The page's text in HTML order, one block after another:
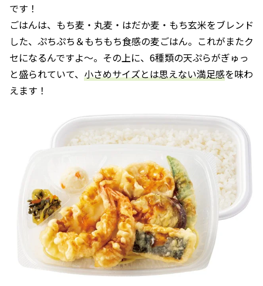
です！
ごはんは、もち麦・丸麦・はだか麦・もち玄米をブレンド
した、ぷちぷち＆もちもち食感の麦ごはん。これがまたク
セになるんですよ〜。その上に、6種類の天ぷらがぎゅっ
と盛られていて、 小さめサイズとは思えない満足感を味わ
えます！